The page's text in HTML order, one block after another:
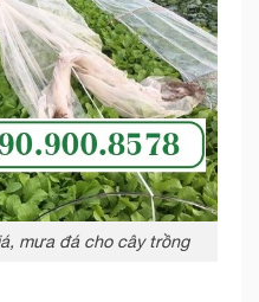
mưa đá cho cây trồng